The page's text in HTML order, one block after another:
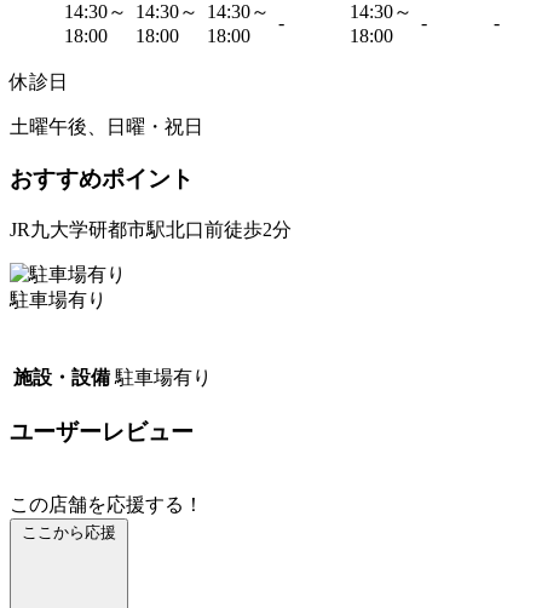
14:30～
18:00
14:30～
18:00
14:30～
18:00
-
14:30～
18:00
- -
休診日
土曜午後、日曜・祝日
おすすめポイント
JR九大学研都市駅北口前徒歩2分
駐車場有り
施設・設備 駐車場有り
ユーザーレビュー
この店舗を応援する！
ここから応援